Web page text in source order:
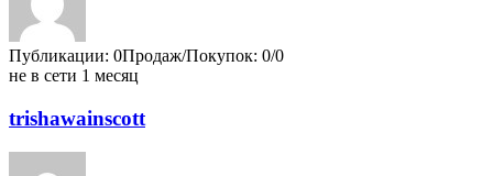
Публикации: 0Продаж/Покупок: 0/0
не в сети 1 месяц
trishawainscott